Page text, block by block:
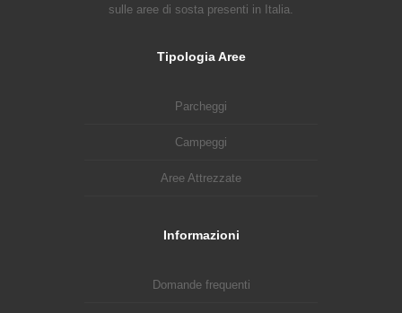
sulle aree di sosta presenti in Italia.
Tipologia Aree
Parcheggi
Campeggi
Aree Attrezzate
Informazioni
Domande frequenti